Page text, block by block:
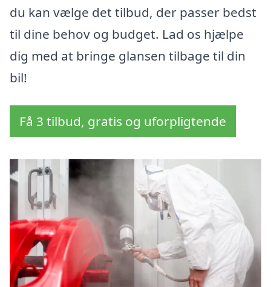
du kan vælge det tilbud, der passer bedst
til dine behov og budget. Lad os hjælpe
dig med at bringe glansen tilbage til din
bil!
Få 3 tilbud, gratis og uforpligtende